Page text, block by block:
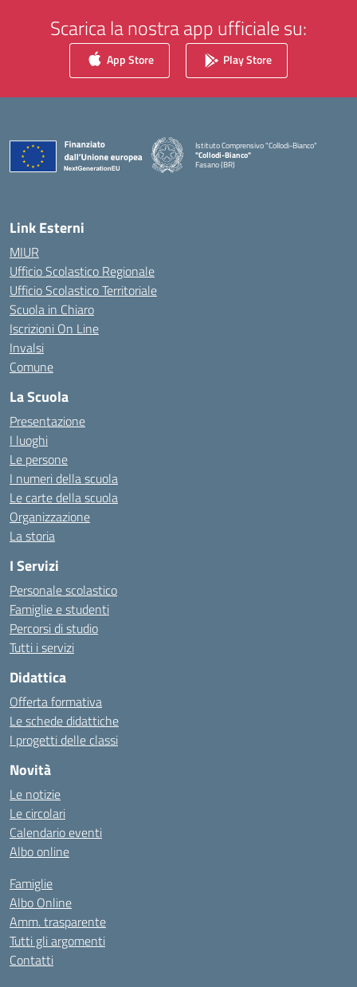
Scarica la nostra app ufficiale su:
App Store Play Store
Istituto Comprensivo "Collodi-Bianco"
"Collodi-Bianco"
Fasano (BR)
Link Esterni
MIUR
Ufficio Scolastico Regionale
Ufficio Scolastico Territoriale
Scuola in Chiaro
Iscrizioni On Line
Invalsi
Comune
La Scuola
Presentazione
I luoghi
Le persone
I numeri della scuola
Le carte della scuola
Organizzazione
La storia
I Servizi
Personale scolastico
Famiglie e studenti
Percorsi di studio
Tutti i servizi
Didattica
Offerta formativa
Le schede didattiche
I progetti delle classi
Novità
Le notizie
Le circolari
Calendario eventi
Albo online
Famiglie
Albo Online
Amm. trasparente
Tutti gli argomenti
Contatti